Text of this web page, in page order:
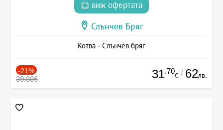
виж офертата
Слънчев Бряг
Котва - Слънчев бряг
-21%
39.88€ 31.70
€ / 62лв.